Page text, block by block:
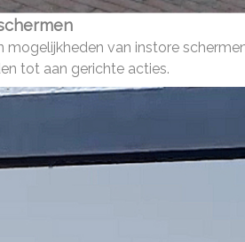
van instore
tot aan gerichte acties.
Met dynamische
tot 35% minder lang!